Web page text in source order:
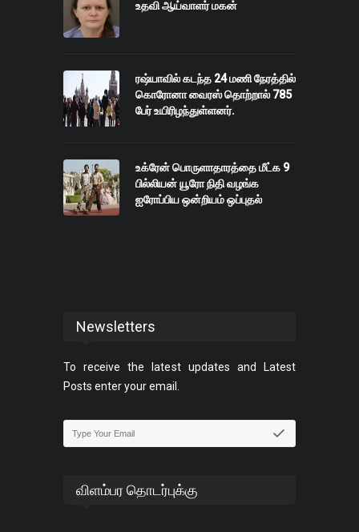
உதவி ஆய்வாளர் மகன்
ரஷ்யாவில் கடந்த 24 மணி நேரத்தில்
கொரோனா வைரஸ் தொற்றால் 785
பேர் உயிரிழந்துள்ளனர்.
உக்ரேன் பொருளாதாரத்தை மீட்க 9
பில்லியன் யூரோ நிதி வழங்க
ஐரோப்பிய ஒன்றியம் ஒப்புதல்
Newsletters
To receive the latest updates and Latest
Posts enter your email.
விளம்பர தொடர்புக்கு